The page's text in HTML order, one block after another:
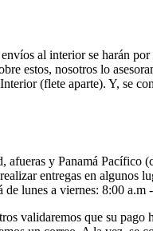
al interior se harán
estos, nosotros lo
(flete aparte). Y, se
afueras y Panamá Pacífico
entregas en algunos
de lunes a viernes: 8:00 a.m
validaremos que su pago